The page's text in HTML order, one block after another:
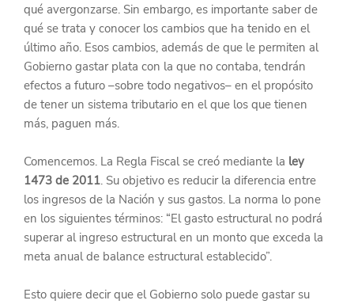
qué avergonzarse. Sin embargo, es importante saber de
qué se trata y conocer los cambios que ha tenido en el
último año. Esos cambios, además de que le permiten al
Gobierno gastar plata con la que no contaba, tendrán
efectos a futuro –sobre todo negativos– en el propósito
de tener un sistema tributario en el que los que tienen
más, paguen más.
Comencemos. La Regla Fiscal se creó mediante la ley
1473 de 2011. Su objetivo es reducir la diferencia entre
los ingresos de la Nación y sus gastos. La norma lo pone
en los siguientes términos: “El gasto estructural no podrá
superar al ingreso estructural en un monto que exceda la
meta anual de balance estructural establecido”.
Esto quiere decir que el Gobierno solo puede gastar su